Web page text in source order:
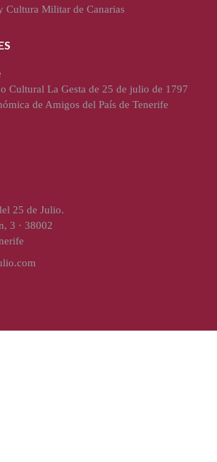
Cultura Militar de Canarias
Cultural La Gesta de 25 de julio de 1797
de Amigos del País de Tenerife
25 de Julio.
3 · 38002